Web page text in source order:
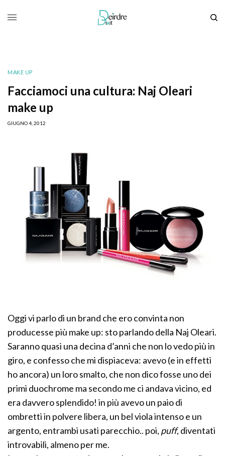
MAKE UP
Facciamoci una cultura: Naj Oleari
make up
GIUGNO 4, 2012
Oggi vi parlo di un brand che ero convinta non
producesse più make up: sto parlando della Naj Oleari.
Saranno quasi una decina d’anni che non lo vedo più in
giro, e confesso che mi dispiaceva: avevo (e in effetti
ho ancora) un loro smalto, che non dico fosse uno dei
primi duochrome ma secondo me ci andava vicino, ed
era davvero splendido! in più avevo un paio di
ombretti in polvere libera, un bel viola intenso e un
argento, entrambi usati parecchio.. poi, puff, diventati
introvabili, almeno per me.